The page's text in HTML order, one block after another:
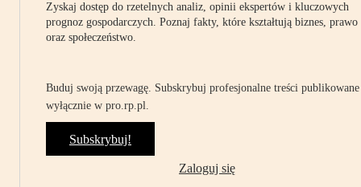
Zyskaj dostęp do rzetelnych analiz, opinii ekspertów i kluczowych
prognoz gospodarczych. Poznaj fakty, które kształtują biznes, prawo
oraz społeczeństwo.
Buduj swoją przewagę. Subskrybuj profesjonalne treści publikowane
wyłącznie w pro.rp.pl.
Subskrybuj!
Zaloguj się